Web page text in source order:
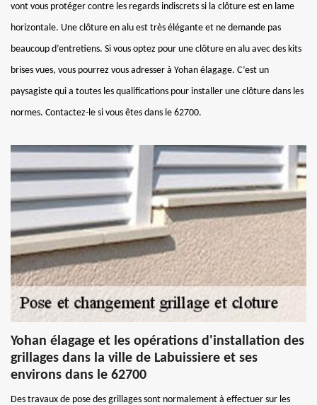
vont vous protéger contre les regards indiscrets si la clôture est en lame
horizontale. Une clôture en alu est très élégante et ne demande pas
beaucoup d’entretiens. Si vous optez pour une clôture en alu avec des kits
brises vues, vous pourrez vous adresser à Yohan élagage. C’est un
paysagiste qui a toutes les qualifications pour installer une clôture dans les
normes. Contactez-le si vous êtes dans le 62700.
Yohan élagage et les opérations d'installation des
grillages dans la ville de Labuissiere et ses
environs dans le 62700
Des travaux de pose des grillages sont normalement à effectuer sur les